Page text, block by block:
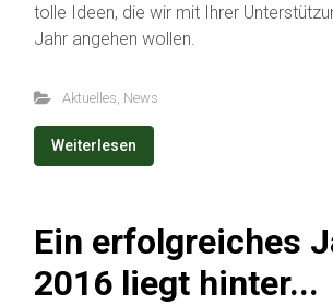
tolle Ideen, die wir mit Ihrer
Jahr angehen wollen.
Aktuelles News
Weiterlesen
Ein erfolgreiches
2016 liegt hinter...